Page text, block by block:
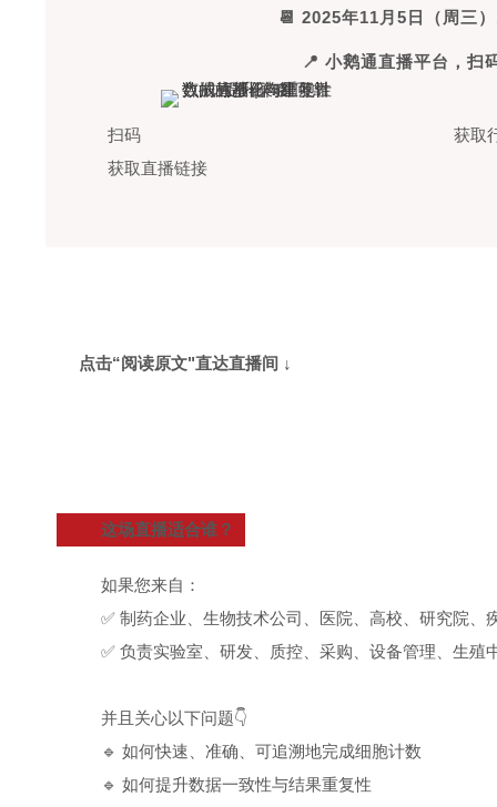
📆 2025年11月5日（周三
📍 小鹅通直播平台，扫
扫码
获取直播链接
获取
点击“阅读原文"直达直播间 ↓
这场直播适合谁？
如果您来自：
✅ 制药企业、生物技术公司、医院、高校、研究院、
✅ 负责实验室、研发、质控、采购、设备管理、生殖
并且关心以下问题👇
🔹 如何快速、准确、可追溯地完成细胞计数
🔹 如何提升数据一致性与结果重复性